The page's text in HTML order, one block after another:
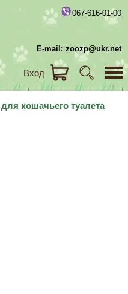
067-616-01-00
E-mail: zoozp@ukr.net
Вход
кошачьего туалета